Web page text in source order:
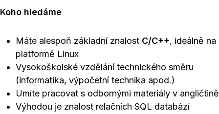
Koho hledáme
Máte alespoň základní znalost C/C++, ideálně na
platformě Linux
Vysokoškolské vzdělání technického směru
(informatika, výpočetní technika apod.)
Umíte pracovat s odbornými materiály v angličtině
Výhodou je znalost relačních SQL databází